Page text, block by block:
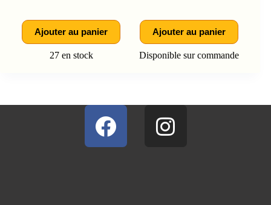
Ajouter au panier
27 en stock
Ajouter au panier
Disponible sur commande